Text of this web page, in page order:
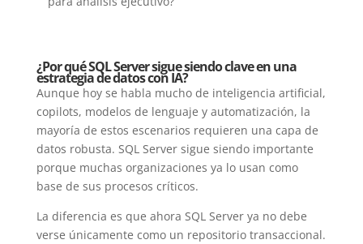
¿Por qué SQL Server sigue siendo clave en una
estrategia de datos con IA?
Aunque hoy se habla mucho de inteligencia artificial,
copilots, modelos de lenguaje y automatización, la
mayoría de estos escenarios requieren una capa de
datos robusta. SQL Server sigue siendo importante
porque muchas organizaciones ya lo usan como
base de sus procesos críticos.
La diferencia es que ahora SQL Server ya no debe
verse únicamente como un repositorio transaccional.